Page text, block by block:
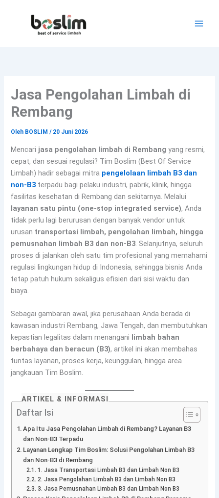
Jasa Pengolahan Limbah di
Rembang
Oleh BOSLIM/ 20 Juni 2026
Mencari jasa pengolahan limbah di Rembang yang resmi,
cepat, dan sesuai regulasi? Tim Boslim (Best Of Service
Limbah) hadir sebagai mitra pengelolaan limbah B3 dan
non-B3 terpadu bagi pelaku industri, pabrik, klinik, hingga
fasilitas kesehatan di Rembang dan sekitarnya. Melalui
layanan satu pintu (one-stop integrated service), Anda
tidak perlu lagi berurusan dengan banyak vendor untuk
urusan transportasi limbah, pengolahan limbah, hingga
pemusnahan limbah B3 dan non-B3. Selanjutnya, seluruh
proses di jalankan oleh satu tim profesional yang memahami
regulasi lingkungan hidup di Indonesia, sehingga bisnis Anda
tetap patuh hukum sekaligus efisien dari sisi waktu dan
biaya.
Sebagai gambaran awal, jika perusahaan Anda berada di
kawasan industri Rembang, Jawa Tengah, dan membutuhkan
kepastian legalitas dalam menangani limbah bahan
berbahaya dan beracun (B3), artikel ini akan membahas
tuntas layanan, proses kerja, keunggulan, hingga area
jangkauan Tim Boslim.
ARTIKEL & INFORMASI
Daftar Isi
Apa Itu Jasa Pengolahan Limbah di Rembang? Layanan B3
dan Non-B3 Terpadu
Layanan Lengkap Tim Boslim: Solusi Pengolahan Limbah B3
dan Non-B3 di Rembang
1. Jasa Transportasi Limbah B3 dan Limbah Non B3
2. Jasa Pengolahan Limbah B3 dan Limbah Non B3
3. Jasa Pemusnahan Limbah B3 dan Limbah Non B3